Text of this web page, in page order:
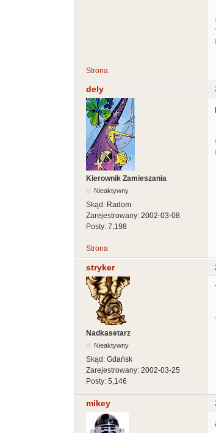
Strona
dely
Kierownik Zamieszania
Nieaktywny
Skąd: Radom
Zarejestrowany: 2002-03-08
Posty: 7,198
Strona
stryker
Nadkasetarz
Nieaktywny
Skąd: Gdańsk
Zarejestrowany: 2002-03-25
Posty: 5,146
mikey